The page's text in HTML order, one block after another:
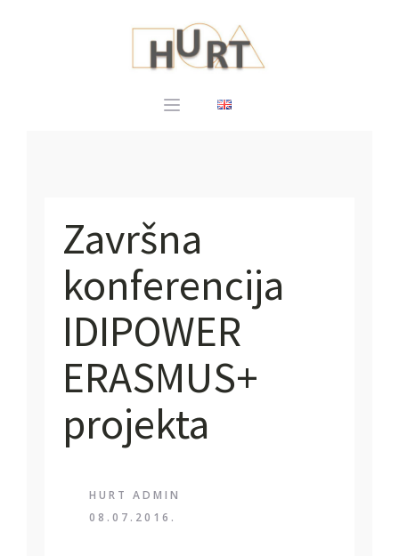
Završna
konferencija
IDIPOWER
ERASMUS+
projekta
HURT ADMIN
08.07.2016.